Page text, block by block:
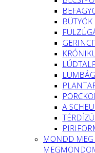
BÜTYÖK
A
MONDD MEG